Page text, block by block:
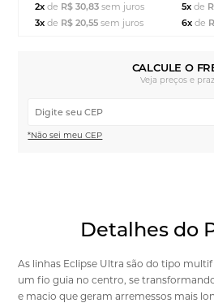
2xde R$ 30,83 sem juros
3xde R$ 20,55 sem juros
5x de
6x de
CALCULE O
Veja preços e
*Não sei meu CEP
Detalhes do
As linhas Eclipse Ultra são do tipo
um fio guia no centro, se
e macio que geram arremessos mais